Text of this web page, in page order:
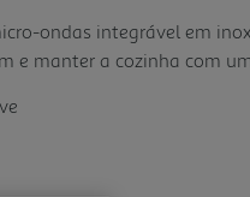
ondas integrável em
e manter a cozinha com
l de capacidade e 800 W de
diárias, desde aquecer